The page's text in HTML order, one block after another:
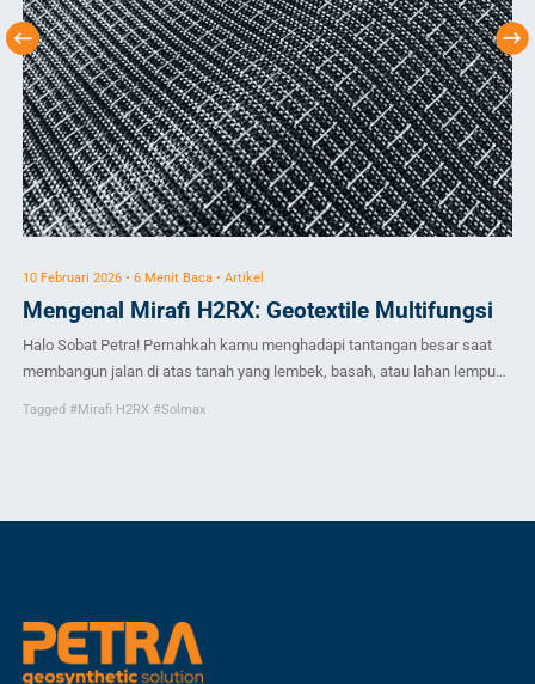
10 Februari 2026 • 6 Menit Baca • Artikel
Mengenal Mirafi H2RX: Geotextile Multifungsi
Halo Sobat Petra! Pernahkah kamu menghadapi tantangan besar saat
membangun jalan di atas tanah yang lembek, basah, atau lahan lempung
Tagged #Mirafi H2RX #Solmax